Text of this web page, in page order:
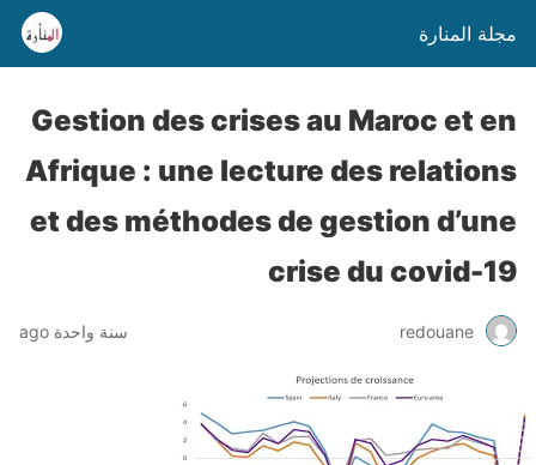
مجلة المنارة
Gestion des crises au Maroc et en
Afrique : une lecture des relations
et des méthodes de gestion d’une
crise du covid-19
redouane سنة واحدة ago